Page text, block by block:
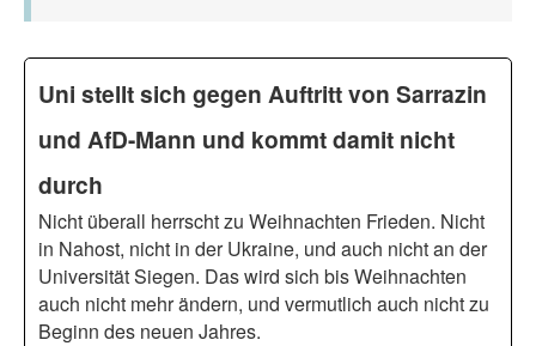
Uni stellt sich gegen Auftritt von Sarrazin
und AfD-Mann und kommt damit nicht
durch
Nicht überall herrscht zu Weihnachten Frieden. Nicht
in Nahost, nicht in der Ukraine, und auch nicht an der
Universität Siegen. Das wird sich bis Weihnachten
auch nicht mehr ändern, und vermutlich auch nicht zu
Beginn des neuen Jahres.